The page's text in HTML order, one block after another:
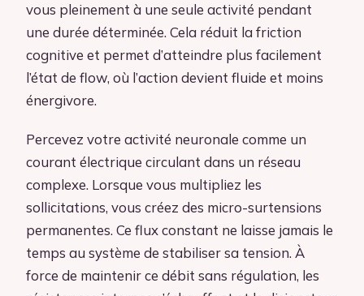
vous pleinement à une seule activité pendant
une durée déterminée. Cela réduit la friction
cognitive et permet d’atteindre plus facilement
l’état de flow, où l’action devient fluide et moins
énergivore.
Percevez votre activité neuronale comme un
courant électrique circulant dans un réseau
complexe. Lorsque vous multipliez les
sollicitations, vous créez des micro-surtensions
permanentes. Ce flux constant ne laisse jamais le
temps au système de stabiliser sa tension. À
force de maintenir ce débit sans régulation, les